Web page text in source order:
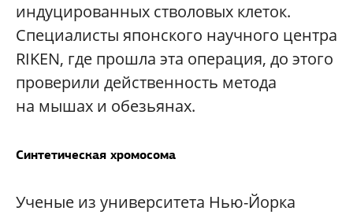
индуцированных стволовых клеток.
Специалисты японского научного центра
RIKEN, где прошла эта операция, до этого
проверили действенность метода
на мышах и обезьянах.
Синтетическая хромосома
Ученые из университета Нью-Йорка